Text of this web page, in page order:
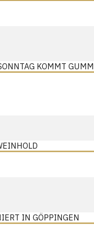
KOMMT
IN GÖPPINGEN